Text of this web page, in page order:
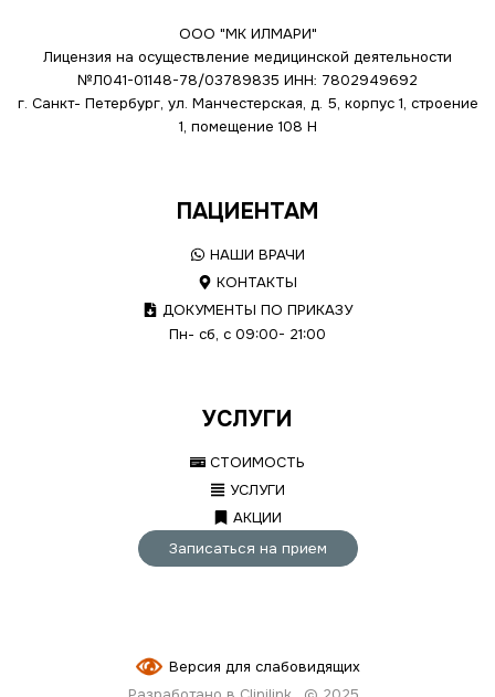
ООО "МК ИЛМАРИ"
Лицензия на осуществление медицинской деятельности
№Л041-01148-78/03789835 ИНН: 7802949692
г. Санкт- Петербург, ул. Манчестерская, д. 5, корпус 1, строение
1, помещение 108 Н
ПАЦИЕНТАМ
НАШИ ВРАЧИ
КОНТАКТЫ
ДОКУМЕНТЫ ПО ПРИКАЗУ
Пн- сб, с 09:00- 21:00
УСЛУГИ
СТОИМОСТЬ
УСЛУГИ
АКЦИИ
Записаться на прием
Версия для слабовидящих